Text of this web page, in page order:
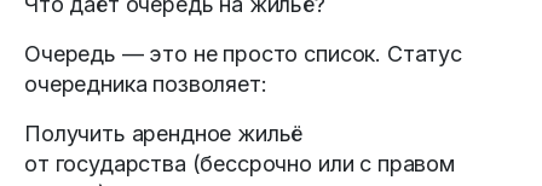
Очередь — это не просто список. Статус
очередника позволяет:
Получить арендное жильё
от государства (бессрочно или с правом